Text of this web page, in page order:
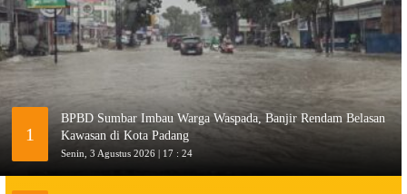
1
BPBD Sumbar Imbau Warga Waspada, Banjir Rendam Belasan
Kawasan di Kota Padang
Senin, 3 Agustus 2026 | 17 : 24